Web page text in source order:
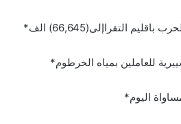
التقراإلى(66,645) الف*
للعاملين بمياه الخرطوم*
اليوم*